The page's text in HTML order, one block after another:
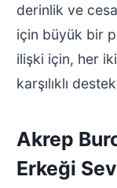
derinlik ve
için büyük bir
ilişki için, her
karşılıklı
Akrep
Erkeği